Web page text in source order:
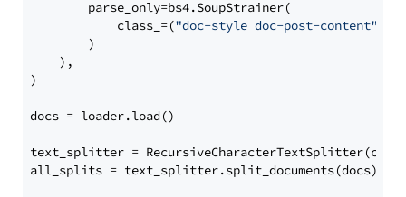
        parse_only=bs4.SoupStrainer(
            class_=(
"doc-style doc-post-content"
        )
    ),
)
docs = loader.load()
text_splitter =
all_splits = text_splitter.split_documents(docs)